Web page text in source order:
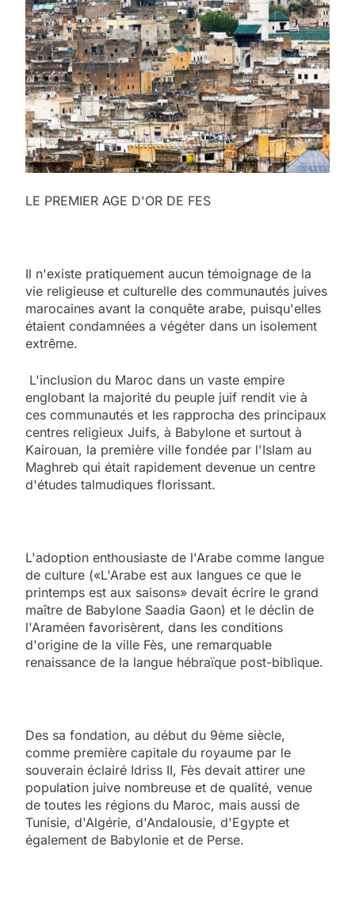
LE PREMIER AGE D'OR DE FES
Il n'existe pratiquement aucun témoignage de la
vie religieuse et culturelle des communautés juives
marocaines avant la conquête arabe, puisqu'elles
étaient condamnées a végéter dans un isolement
extrême.
L'inclusion du Maroc dans un vaste empire
englobant la majorité du peuple juif rendit vie à
ces communautés et les rapprocha des principaux
centres religieux Juifs, à Babylone et surtout à
Kairouan, la première ville fondée par l'Islam au
Maghreb qui était rapidement devenue un centre
d'études talmudiques florissant.
L'adoption enthousiaste de l'Arabe comme langue
de culture («L'Arabe est aux langues ce que le
printemps est aux saisons» devait écrire le grand
maître de Babylone Saadia Gaon) et le déclin de
l'Araméen favorisèrent, dans les conditions
d'origine de la ville Fès, une remarquable
renaissance de la langue hébraïque post-biblique.
Des sa fondation, au début du 9ème siècle,
comme première capitale du royaume par le
souverain éclairé Idriss II, Fès devait attirer une
population juive nombreuse et de qualité, venue
de toutes les régions du Maroc, mais aussi de
Tunisie, d'Algérie, d'Andalousie, d'Egypte et
également de Babylonie et de Perse.